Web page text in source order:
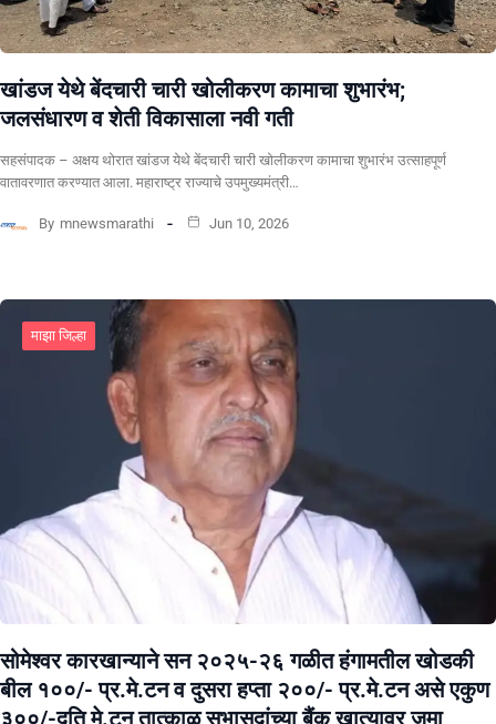
खांडज येथे बेंदचारी चारी खोलीकरण कामाचा शुभारंभ;
जलसंधारण व शेती विकासाला नवी गती
सहसंपादक – अक्षय थोरात खांडज येथे बेंदचारी चारी खोलीकरण कामाचा शुभारंभ उत्साहपूर्ण
वातावरणात करण्यात आला. महाराष्ट्र राज्याचे उपमुख्यमंत्री…
By mnewsmarathi Jun 10, 2026
माझा जिल्हा
सोमेश्वर कारखान्याने सन २०२५-२६ गळीत हंगामतील खोडकी
बील १००/- प्र.मे.टन व दुसरा हप्ता २००/- प्र.मे.टन असे एकुण
३००/-दूति मे.टन तात्काळ सभासदांच्या बैंक खात्यावर जमा